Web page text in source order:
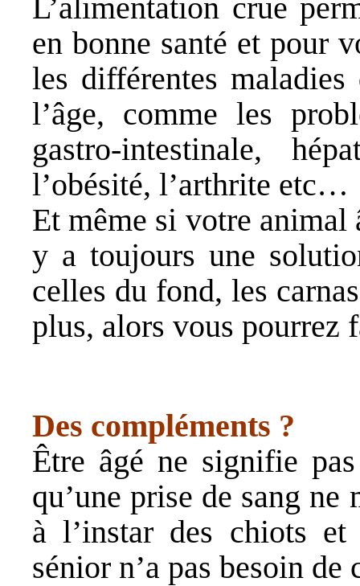
L’alimentation crue
en bonne santé et pour
les différentes
l’âge, comme les
gastro-intestinale,
l’obésité, l’arthrite etc…
Et même si votre animal
y a toujours une
celles du fond, les
plus, alors vous pourrez
Des compléments ?
Être âgé ne signifie
qu’une prise de sang ne
à l’instar des chiots
sénior n’a pas besoin de